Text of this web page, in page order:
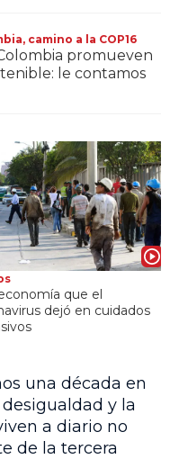
camino a la COP16
promueven
le contamos
que el
dejó en cuidados
una década en
y la
a diario no
de la tercera